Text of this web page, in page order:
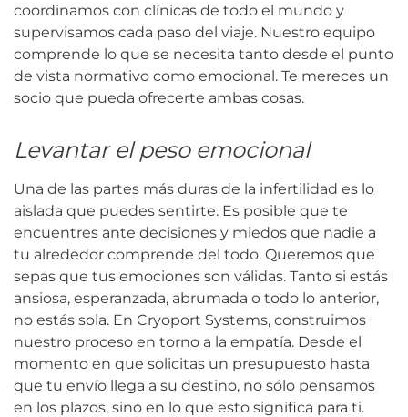
coordinamos con clínicas de todo el mundo y
supervisamos cada paso del viaje. Nuestro equipo
comprende lo que se necesita tanto desde el punto
de vista normativo como emocional. Te mereces un
socio que pueda ofrecerte ambas cosas.
Levantar el peso emocional
Una de las partes más duras de la infertilidad es lo
aislada que puedes sentirte. Es posible que te
encuentres ante decisiones y miedos que nadie a
tu alrededor comprende del todo. Queremos que
sepas que tus emociones son válidas. Tanto si estás
ansiosa, esperanzada, abrumada o todo lo anterior,
no estás sola. En Cryoport Systems, construimos
nuestro proceso en torno a la empatía. Desde el
momento en que solicitas un presupuesto hasta
que tu envío llega a su destino, no sólo pensamos
en los plazos, sino en lo que esto significa para ti.